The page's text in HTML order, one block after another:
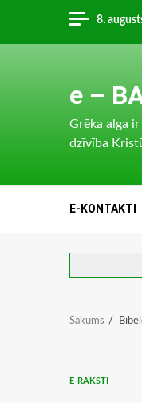
content
8.
e –
Grēka alga
dzīvība
E-KONTAKTI
Sākums
E-RAKSTI